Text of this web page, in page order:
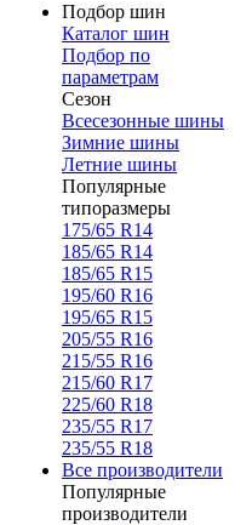
Подбор шин
Каталог шин
Подбор по
параметрам
Сезон
Всесезонные шины
Зимние шины
Летние шины
Популярные
типоразмеры
175/65 R14
185/65 R14
185/65 R15
195/60 R16
195/65 R15
205/55 R16
215/55 R16
215/60 R17
225/60 R18
235/55 R17
235/55 R18
Все производители
Популярные
производители